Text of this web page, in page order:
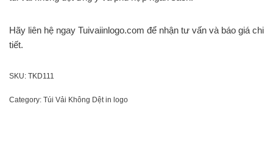
Hãy liên hệ ngay Tuivaiinlogo.com để nhận tư vấn và báo giá chi
tiết.
SKU: TKD111
Category: Túi Vải Không Dệt in logo